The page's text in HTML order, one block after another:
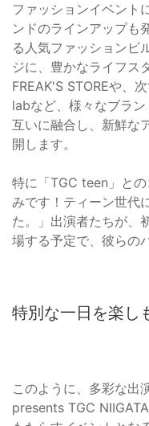
ファッションイベント
ンドのラインアップも
る人気ファッションビ
ジに、豊かなライフス
FREAK'S STOREや、
labなど、様々なブラ
互いに融合し、新鮮な
開します。
特に「TGC teen」と
みです！ティーン世代
た。」出演者たちが、
場する予定で、彼らの
特別な一日を楽し
このように、多彩な出
presents TGC